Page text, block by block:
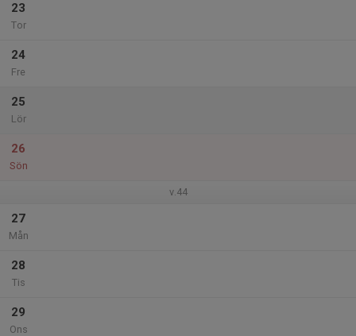
23
Tor
24
Fre
25
Lör
26
Sön
v.44
27
Mån
28
Tis
29
Ons